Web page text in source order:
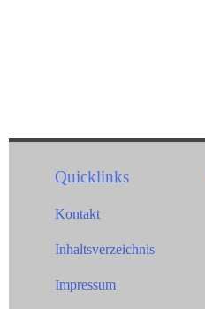
Quicklinks
Kontakt
Inhaltsverzeichnis
Impressum